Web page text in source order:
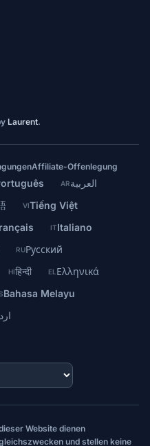
Laurent.
Affiliate-Offenlegung
ARالعربية
VITiếng Việt
ITItaliano
RUРусский
HIहिन्दी EL Ελληνικά
Bahasa Melayu
Website dienen
und stellen keine